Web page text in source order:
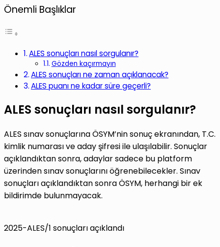
Önemli Başlıklar
ALES sonuçları nasıl sorgulanır?
Gözden kaçırmayın
ALES sonuçları ne zaman açıklanacak?
ALES puanı ne kadar süre geçerli?
ALES sonuçları nasıl sorgulanır?
ALES sınav sonuçlarına ÖSYM’nin sonuç ekranından, T.C.
kimlik numarası ve aday şifresi ile ulaşılabilir. Sonuçlar
açıklandıktan sonra, adaylar sadece bu platform
üzerinden sınav sonuçlarını öğrenebilecekler. Sınav
sonuçları açıklandıktan sonra ÖSYM, herhangi bir ek
bildirimde bulunmayacak.
2025-ALES/1 sonuçları açıklandı